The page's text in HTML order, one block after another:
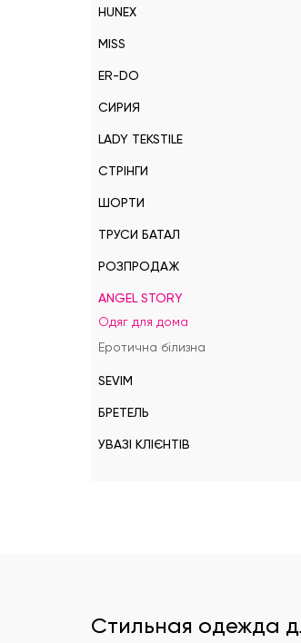
HUNEX
MISS
ER-DO
СИРИЯ
LADY TEKSTILE
СТРІНГИ
ШОРТИ
ТРУСИ БАТАЛ
РОЗПРОДАЖ
ANGEL STORY
Одяг для дома
Еротична білизна
SEVIM
БРЕТЕЛЬ
УВАЗІ КЛІЄНТІВ
Стильная одежда